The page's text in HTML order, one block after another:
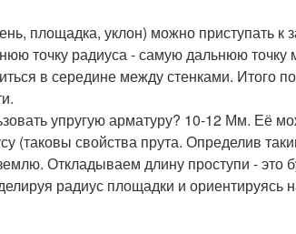
площадка, уклон) можно приступать к
точку радиуса - самую дальнюю
в середине между стенками. Итого
упругую арматуру? 10-12 Мм. Её
(таковы свойства прута. Определив
Откладываем длину проступи - это
радиус площадки и ориентируясь